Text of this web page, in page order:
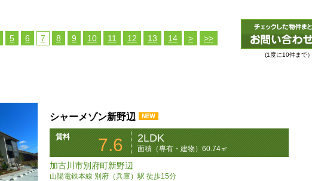
5 6 7 8 9 10 11 12 13 14 > >>
(1度に10件まで）
シャーメゾン新野辺
賃料 7.6 2LDK
面積（専有・建物）60.74㎡
加古川市別府町新野辺
山陽電鉄本線 別府（兵庫）駅 徒歩15分